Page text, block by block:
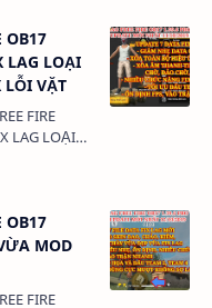
OB17
LAG LOẠI
VẶT
LAG LOẠI
OB17
MOD